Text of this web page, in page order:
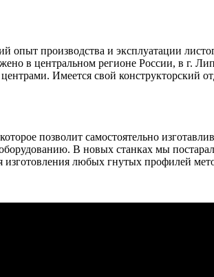
опыт производства и эксплуатации
в центральном регионе России, в г.
Имеется свой конструкторский
позволит самостоятельно
В новых станках мы
изготовления любых гнутых профилей